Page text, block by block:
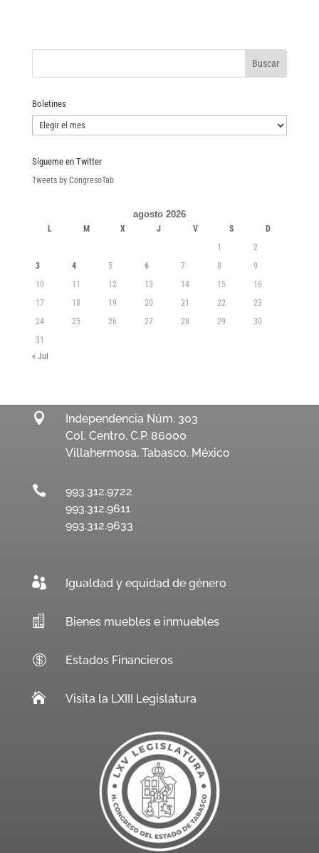
Boletines
Boletines
Sígueme en Twitter
Tweets by CongresoTab
agosto 2026
L M X J V S
D
1
2
3
4 5 6 7 8
9
10
11 12 13 14 15
16
17
18 19 20 21 22
23
24
25 26 27 28 29
30
31
« Jul

Independencia Núm. 303
Col. Centro, C.P. 86000
Villahermosa, Tabasco. México

993.312.9722
993.312.9611
993.312.9633
 Igualdad y equidad de género
 Bienes muebles e inmuebles
 Estados Financieros
 Visita la LXIII Legislatura